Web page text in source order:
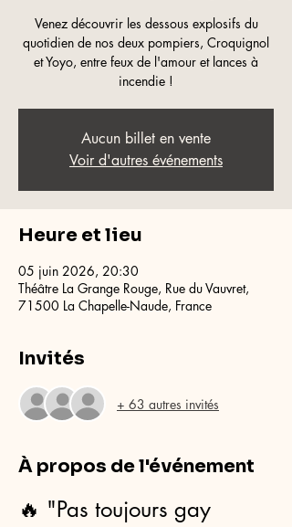
Venez découvrir les dessous explosifs du
quotidien de nos deux pompiers, Croquignol
et Yoyo, entre feux de l'amour et lances à
incendie !
Aucun billet en vente
Voir d'autres événements
Heure et lieu
05 juin 2026, 20:30
Théâtre La Grange Rouge, Rue du Vauvret,
71500 La Chapelle-Naude, France
Invités
+ 63 autres invités
À propos de l'événement
🔥 "Pas toujours gay